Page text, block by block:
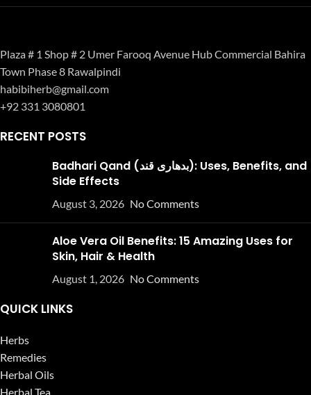
Plaza # 1 Shop # 2 Umer Farooq Avenue Hub Commercial Bahira
Town Phase 8 Rawalpindi
habibiherb@gmail.com
+92 331 3080801
RECENT POSTS
Badhari Qand (بدھاری قند): Uses, Benefits, and
Side Effects
August 3, 2026 No Comments
Aloe Vera Oil Benefits: 15 Amazing Uses for
Skin, Hair & Health
August 1, 2026 No Comments
QUICK LINKS
Herbs
Remedies
Herbal Oils
Herbal Tea